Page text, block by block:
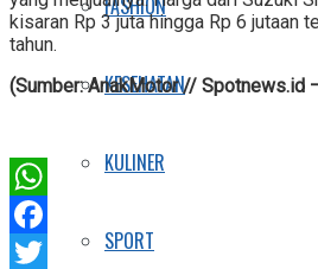
FASHION
KESEHATAN
KULINER
SPORT
kisaran Rp 3 juta hingga Rp 6 jutaan
tahun.
(Sumber: AnakMotor // Spotnews.id
WhatsApp
Facebook